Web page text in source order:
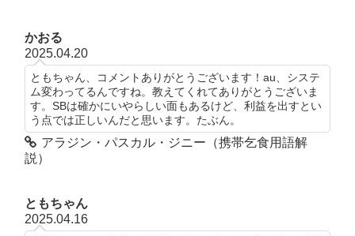
かおる
2025.04.20
ともちゃん、コメントありがとうございます！au、システ
ム変わってるんですね。教えてくれてありがとうございま
す。SBは確かにいやらしい面もあるけど、利益を出すとい
う点では正しいんだと思います。たぶん。
アラジン・パスカル・ジニー（携帯乞食用語解
説）
ともちゃん
2025.04.16